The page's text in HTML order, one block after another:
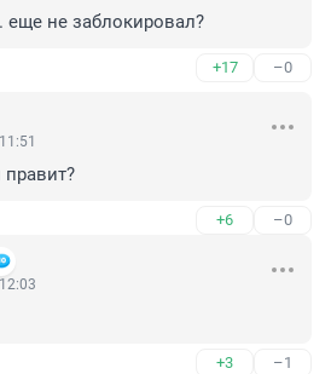
еще не заблокировал?
+17 –0
+6 –0
+3 –1